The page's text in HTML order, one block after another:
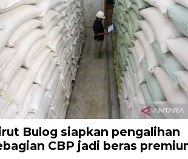
Bulog siapkan pengalihan
CBP jadi beras